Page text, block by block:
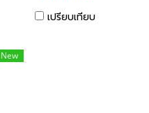
steps, Built-in RS-232 and
เปรียบเทียบ
New